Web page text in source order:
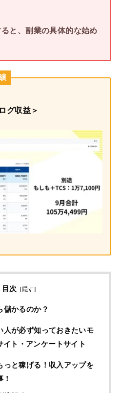
と、副業の具体的な始め
グ収益＞
目次 [隠す]
儲かるのか？
人が必ず知っておきたいモ
イト・アンケートサイト
っと稼げる！収入アップを